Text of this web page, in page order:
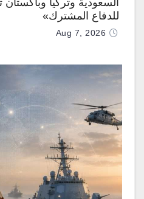
السعودية وتركيا
للدفاع المشترك»
Aug 7, 2026